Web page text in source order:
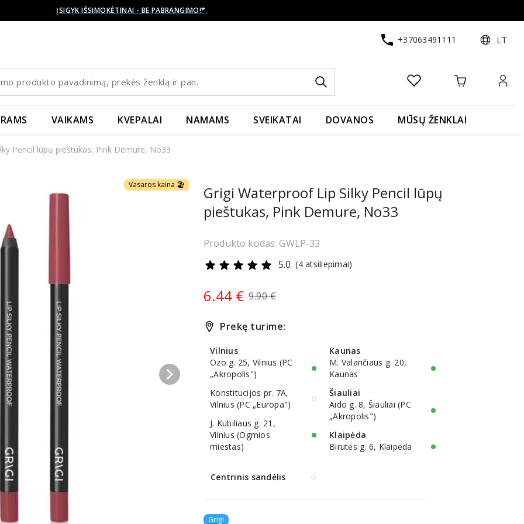
SIUNČIAME Į VISĄ🌎
+37063491111 LT
VAIKAMS KVEPALAI NAMAMS SVEIKATAI DOVANOS MŪSŲ ŽENKLAI
Pencil lūpų pieštukas, Pink Demure, No33
keyboard_arrow_right
Vasaros kaina 🏖️
Grigi Waterproof Lip Silky Pencil lūpų
pieštukas, Pink Demure, No33
Produkto kodas: GWLP-33
5.0 (4 atsiliepimai)
6.44 € 9.90 €
Prekę turime:
Vilnius
Ozo g. 25, Vilnius (PC
„Akropolis")
Konstitucijos pr. 7A,
Vilnius (PC „Europa")
J. Kubiliaus g. 21,
Vilnius (Ogmios
miestas)
Kaunas
M. Valančiaus g. 20,
Kaunas
Šiauliai
Aido g. 8, Šiauliai (PC
„Akropolis")
Klaipėda
Birutės g. 6, Klaipėda
Centrinis sandėlis
Grigi